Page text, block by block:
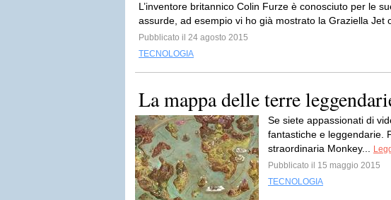
L’inventore britannico Colin Furze è conosciuto per le
assurde, ad esempio vi ho già mostrato la Graziella Jet
Pubblicato il 24 agosto 2015
TECNOLOGIA
La mappa delle terre
Se siete appassionati di
fantastiche e leggendarie.
straordinaria Monkey...
Pubblicato il 15 maggio 2015
TECNOLOGIA